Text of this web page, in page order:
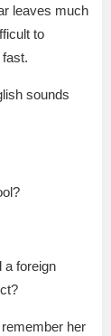
leaves much
to
sounds
a foreign
her